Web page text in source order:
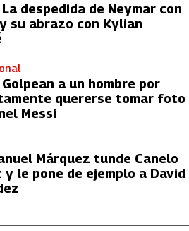
La despedida de Neymar con
su abrazo con Kylian
Golpean a un hombre por
quererse tomar foto
Messi
Márquez tunde Canelo
y le pone de ejemplo a David